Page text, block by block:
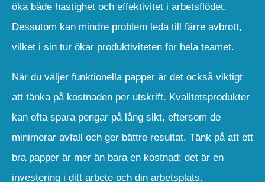
öka både hastighet och effektivitet i arbetsflödet.
Dessutom kan mindre problem leda till färre avbrott,
vilket i sin tur ökar produktiviteten för hela teamet.
När du väljer funktionella papper är det också viktigt
att tänka på kostnaden per utskrift. Kvalitetsprodukter
kan ofta spara pengar på lång sikt, eftersom de
minimerar avfall och ger bättre resultat. Tänk på att ett
bra papper är mer än bara en kostnad; det är en
investering i ditt arbete och din arbetsplats.